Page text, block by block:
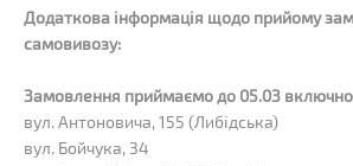
Додаткова інформація щодо прийому
самовивозу:
Замовлення приймаємо до 05.03
вул. Антоновича, 155 (Либідська)
вул. Бойчука, 34